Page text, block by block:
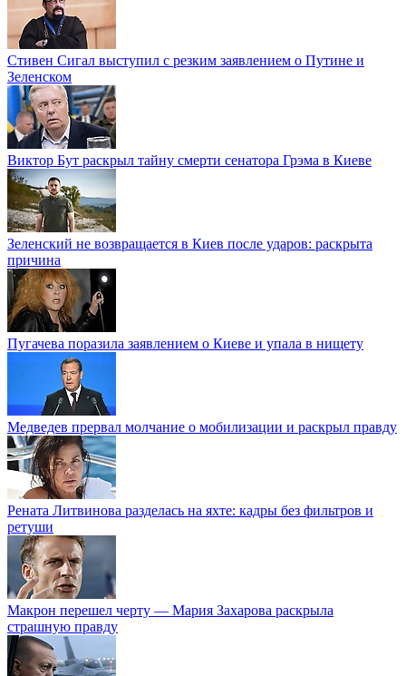
Стивен Сигал выступил с резким заявлением о Путине и
Зеленском
Виктор Бут раскрыл тайну смерти сенатора Грэма в Киеве
Зеленский не возвращается в Киев после ударов: раскрыта
причина
Пугачева поразила заявлением о Киеве и упала в нищету
Медведев прервал молчание о мобилизации и раскрыл правду
Рената Литвинова разделась на яхте: кадры без фильтров и
ретуши
Макрон перешел черту — Мария Захарова раскрыла
страшную правду